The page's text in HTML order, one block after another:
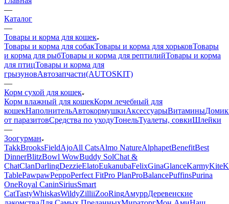
—
Каталог
—
Товары и корма для кошек
Товары и корма для собакТовары и корма для хорьковТовары
и корма для рыбТовары и корма для рептилийТовары и корма
для птицТовары и корма для
грызуновАвтозапчасти(AUTOSKIT)
—
Корм сухой для кошек
Корм влажный для кошекКорм лечебный для
кошекНаполнительАвтокормушкиАксессуарыВитамины
от паразитовСредства по уходуТонельТуалеты, совкиШлейки
—
Зоогурман
TakkBrooksFieldAjoAll CatsAlmo NatureAlphapetBenefitBest
DinnerBlitzBowl WowBuddy SolChat &
ChatClanDarlingDezzieElatoEukanubaFelixGinaGlanceKarmy
TablePawpawPeppoPerfect FitPro PlanProBalancePuffinsPurina
OneRoyal CaninSiriusSmart
CatTastyWhiskasWildyZilliiZooRingАмуррДеревенские